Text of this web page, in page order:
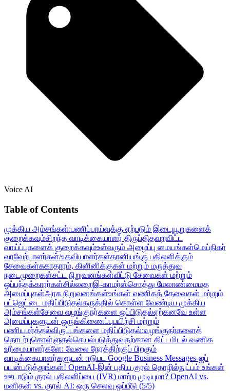
Voice AI
Table of Contents
முக்கிய அம்சங்கள்:பணிப்பாய்வுக்கு ஏற்படும் இடையூறுகளைக்
குறைக்கவும்சிறந்த வாடிக்கையாளர் திருப்திதவறவிட்ட
வாய்ப்புகளைக் குறைக்கவும்உள்வரும் அழைப்பு மையங்கள்மெய்நிகர்
வரவேற்பாளர்கள்/உதவியாளர்கள்தானியங்கு பதிலளிக்கும்
சேவைகள்சுகாதாரம், கிளினிக்குகள் மற்றும் மருத்துவ
நடைமுறைகள்சட்ட நிறுவனங்கள்வீட்டு சேவைகள் மற்றும்
ஒப்பந்தக்காரர்கள்சில்லறைஇ-காமர்ஸ்சொத்து மேலாண்மைமத
அமைப்புகள்அரசு நிறுவனங்கள்உங்கள் வணிகத் தேவைகள் மற்றும்
பட்ஜெட்டை மதிப்பிடுதல்கருத்தில் கொள்ள வேண்டிய முக்கிய
அம்சங்கள்சேவை வழங்குநர்களை ஒப்பிடுதல்ஏற்கனவே உள்ள
அமைப்புகளுடன் ஒருங்கிணைப்புபயிற்சி மற்றும்
பணியமர்த்தல்விருப்பங்களை மதிப்பிடுதல்:வழங்குநர்களைத்
தொடர்புகொள்ளுதல்செயல்படுத்துவதற்கான திட்டமிடல் வணிக
உரிமையாளர்களே: வேலை நேரத்திற்குப் பிறகும்
வாடிக்கையாளர்களுடன் ஈடுபட Google Business Messages-ஐப்
பயன்படுத்துங்கள்! OpenAI-இன் புதிய குரல் தொழில்நுட்பம் உங்கள்
ஊடாடும் குரல் பதிலளிப்பை (IVR) மாற்ற முடியுமா? OpenAI vs.
மனிதன் vs. குரல் AI: ஒரு செலவு ஒப்பீடு (5/5)